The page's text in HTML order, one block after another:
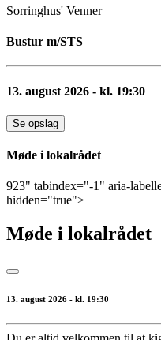
Sorringhus' Venner
Bustur m/STS
13. august 2026 - kl. 19:30
Se opslag
Møde i lokalrådet
923" tabindex="-1" aria-
hidden="true">
Møde i lokalrådet
13. august 2026 - kl. 19:30